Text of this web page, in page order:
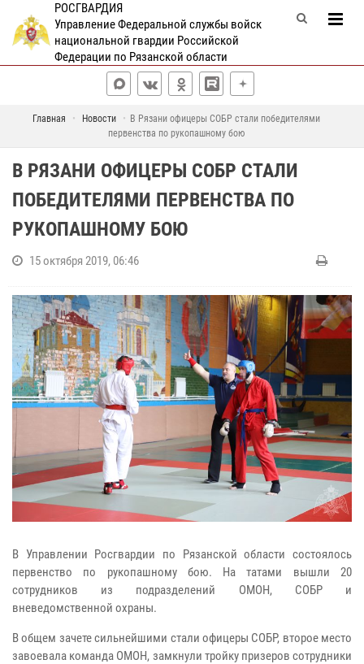
РОСГВАРДИЯ
Управление Федеральной службы войск
национальной гвардии Российской
Федерации по Рязанской области
Главная Новости
В Рязани офицеры СОБР стали победителями
первенства по рукопашному бою
В РЯЗАНИ ОФИЦЕРЫ СОБР СТАЛИ
ПОБЕДИТЕЛЯМИ ПЕРВЕНСТВА ПО
РУКОПАШНОМУ БОЮ
15 октября 2019, 06:46
В Управлении Росгвардии по Рязанской области состоялось
первенство по рукопашному бою. На татами вышли 20
сотрудников из подразделений ОМОН, СОБР и
вневедомственной охраны.
В общем зачете сильнейшими стали офицеры СОБР, второе место
завоевала команда ОМОН, замкнули тройку призеров сотрудники